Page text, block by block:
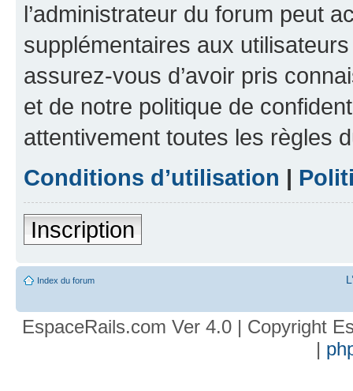
l’administrateur du forum peut
supplémentaires aux
assurez-vous d’avoir pris
et de notre politique de
attentivement toutes les règles
Conditions d’utilisation |
Inscription
Index du forum
EspaceRails.com Ver 4.0 | Copyright
|